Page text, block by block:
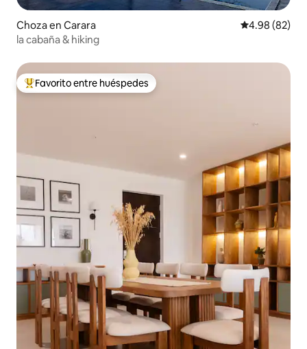
Choza en Carara Calificación
4.98 (82)
la cabaña & hiking
Favorito entre huéspedes preferido
Favorito entre huéspedes